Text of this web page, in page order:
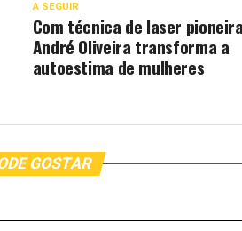
A SEGUIR
Com técnica de laser
André Oliveira transforma a
autoestima de mulheres
GOSTAR